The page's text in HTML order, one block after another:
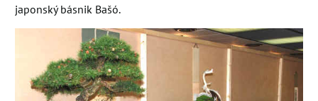
japonský básnik Bašó.